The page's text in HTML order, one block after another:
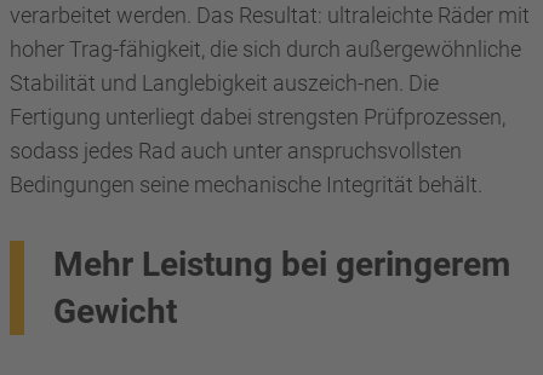
verarbeitet werden. Das Resultat: ultraleichte Räder mit
hoher Trag-fähigkeit, die sich durch außergewöhnliche
Stabilität und Langlebigkeit auszeich-nen. Die
Fertigung unterliegt dabei strengsten Prüfprozessen,
sodass jedes Rad auch unter anspruchsvollsten
Bedingungen seine mechanische Integrität behält.
Mehr Leistung bei geringerem
Gewicht